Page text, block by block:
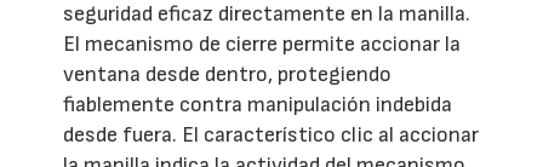
seguridad eficaz directamente en la manilla.
El mecanismo de cierre permite accionar la
ventana desde dentro, protegiendo
fiablemente contra manipulación indebida
desde fuera. El característico clic al accionar